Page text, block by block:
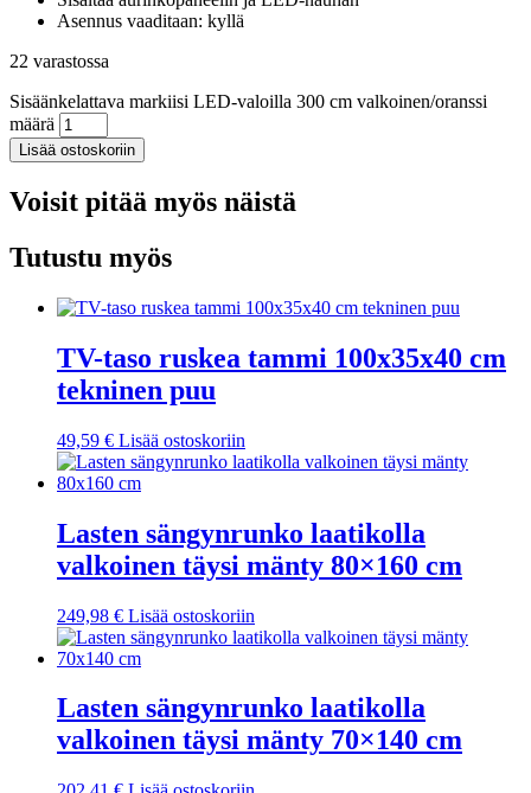
Asennus vaaditaan: kyllä
22 varastossa
Sisäänkelattava markiisi LED-valoilla 300 cm valkoinen/oranssi
määrä
Lisää ostoskoriin
Voisit pitää myös näistä
Tutustu myös
TV-taso ruskea tammi 100x35x40 cm
tekninen puu
49,59 € Lisää ostoskoriin
Lasten sängynrunko laatikolla
valkoinen täysi mänty 80×160 cm
249,98 € Lisää ostoskoriin
Lasten sängynrunko laatikolla
valkoinen täysi mänty 70×140 cm